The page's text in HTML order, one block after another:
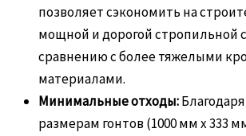
позволяет сэкономить на
мощной и дорогой стропильной
сравнению с более тяжелыми
материалами.
Минимальные отходы:
размерам гонтов (1000 мм х 333